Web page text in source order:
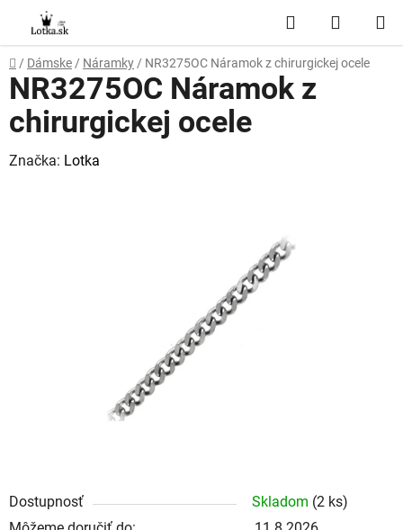
obsah
Hľadať
KOŠÍK
Domov
/ Dámske / Náramky / NR3275OC Náramok z chirurgickej ocele
Dostupnosť Skladom (2 ks)
NR3275OC Náramok z
chirurgickej ocele
Značka: Lotka